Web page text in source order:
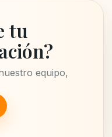
tu
equipo,